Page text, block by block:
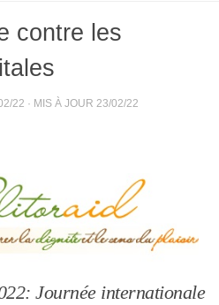
contre les
22 · MIS À JOUR 23/02/22
Journée internationale